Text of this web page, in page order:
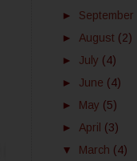
► September
► August (2)
► July (4)
► June (4)
► May (5)
► April (3)
▼ March (4)